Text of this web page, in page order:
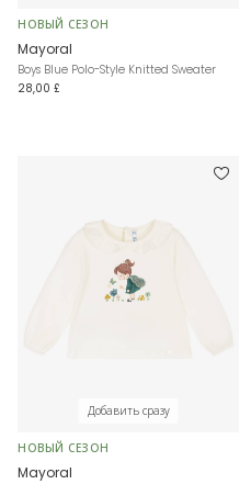
НОВЫЙ СЕЗОН
Mayoral
Boys Blue Polo-Style Knitted Sweater
28,00 £
Добавить сразу
НОВЫЙ СЕЗОН
Mayoral